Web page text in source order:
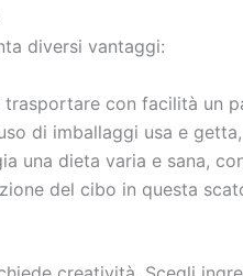
diversi vantaggi:
con facilità un
di imballaggi usa e
una dieta varia e sana,
del cibo in questa